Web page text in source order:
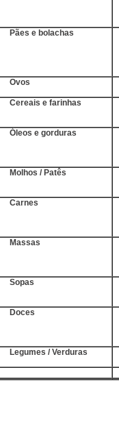
Pães e bolachas
Ovos
Cereais e farinhas
Óleos e gorduras
Molhos / Patês
Carnes
Massas
Sopas
Doces
Legumes / Verduras